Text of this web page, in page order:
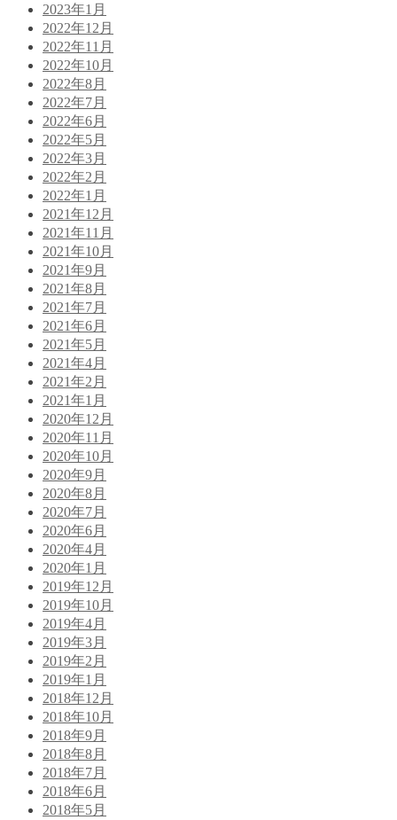
2023年1月
2022年12月
2022年11月
2022年10月
2022年8月
2022年7月
2022年6月
2022年5月
2022年3月
2022年2月
2022年1月
2021年12月
2021年11月
2021年10月
2021年9月
2021年8月
2021年7月
2021年6月
2021年5月
2021年4月
2021年2月
2021年1月
2020年12月
2020年11月
2020年10月
2020年9月
2020年8月
2020年7月
2020年6月
2020年4月
2020年1月
2019年12月
2019年10月
2019年4月
2019年3月
2019年2月
2019年1月
2018年12月
2018年10月
2018年9月
2018年8月
2018年7月
2018年6月
2018年5月